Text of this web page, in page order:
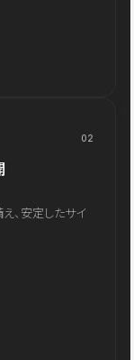
02
、安定したサイ